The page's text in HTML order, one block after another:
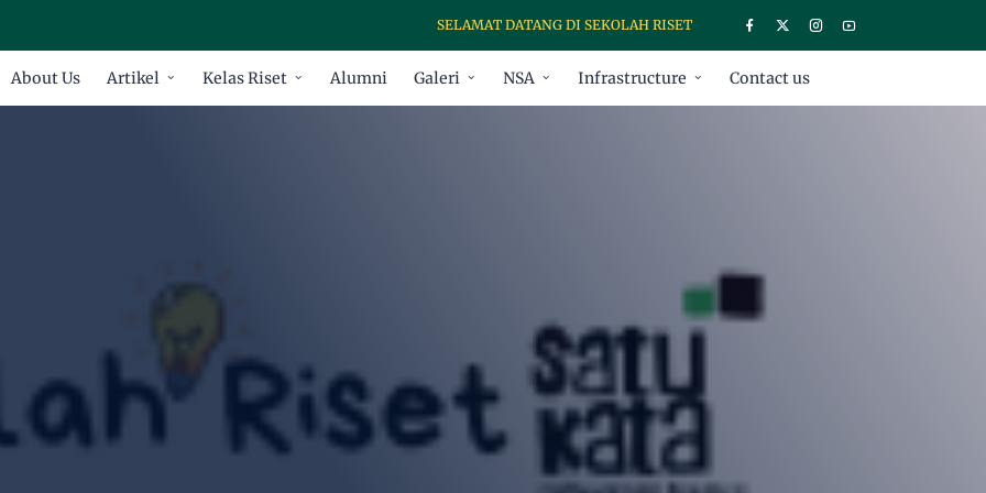
SELAMAT DATANG DI SEKOLAH RISET SATUKATA, UNTUK INFORMASI KELAS RISET
About Us Artikel Kelas Riset Alumni Galeri NSA Infrastructure Contact us